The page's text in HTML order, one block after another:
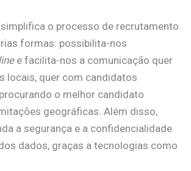
o processo de recrutamento
formas: possibilita-nos
e facilita-nos a comunicação quer
locais, quer com candidatos
o melhor candidato
geográficas. Além disso,
a segurança e a confidencialidade
dados, graças a tecnologias como